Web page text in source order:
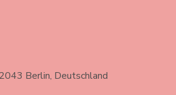
Berlin, Deutschland